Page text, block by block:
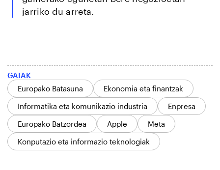
jarriko du arreta.
GAIAK
Europako Batasuna
Ekonomia eta finantzak
Informatika eta komunikazio industria
Enpresa
Europako Batzordea
Apple
Meta
Konputazio eta informazio teknologiak